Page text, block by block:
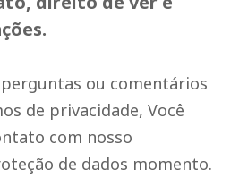
ou comentários
de privacidade, Você
com nosso
de dados momento.